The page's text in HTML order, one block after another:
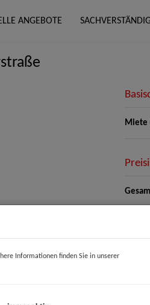
ANGEBOTE
Miete
Informationen finden Sie in unserer